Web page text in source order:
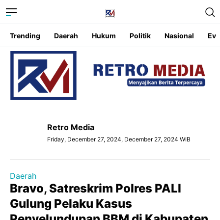
Trending Daerah Hukum Politik Nasional
Retro Media
Friday, December 27, 2024, December 27, 2024 WIB
Daerah
Bravo, Satreskrim Polres PALI
Gulung Pelaku Kasus